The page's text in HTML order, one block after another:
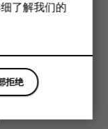
了解我们的
拒绝